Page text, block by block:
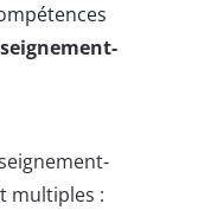
multiples :